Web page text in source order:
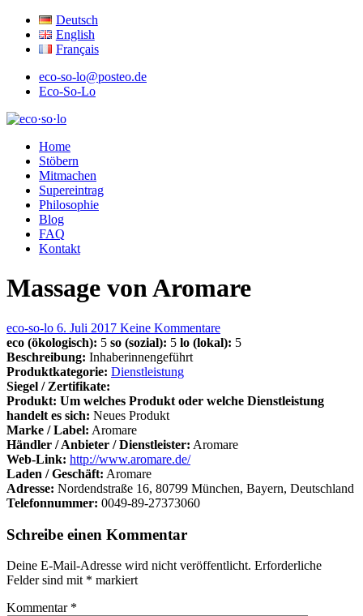
Deutsch
English
Français
eco-so-lo@posteo.de
Eco-So-Lo
eco·so·lo
Home
Stöbern
Mitmachen
Supereintrag
Philosophie
Blog
FAQ
Kontakt
Massage von Aromare
eco-so-lo 6. Juli 2017 Keine Kommentare
eco (ökologisch): 5 so (sozial): 5 lo (lokal): 5
Beschreibung: Inhaberinnengeführt
Produktkategorie: Dienstleistung
Siegel / Zertifikate:
Produkt: Um welches Produkt oder welche Dienstleistung
handelt es sich: Neues Produkt
Marke / Label: Aromare
Händler / Anbieter / Dienstleister: Aromare
Web-Link: http://www.aromare.de/
Laden / Geschäft: Aromare
Adresse: Nordendstraße 16, 80799 München, Bayern, Deutschland
Telefonnummer: 0049-89-27373060
Schreibe einen Kommentar
Deine E-Mail-Adresse wird nicht veröffentlicht. Erforderliche
Felder sind mit * markiert
Kommentar *